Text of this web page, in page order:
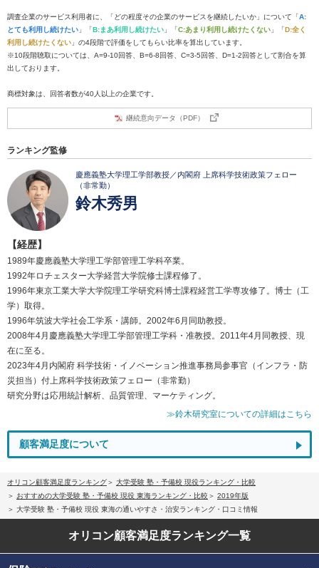
調査企業のサービス利用者に、「どの程度その企業のサービスを継続したいか」について「A:
とても利用し続けたい 」「B:まあ利用し続けたい 」「C:あまり利用し続けたくない 」「D:全く
利用し続けたくない 」の4段階で評価をしてもらい比率を算出しています。
※10段階聴取については、A=9-10回答、B=6-8回答、C=3-5回答、D=1-2回答として割合を算
出しております。
商標対象は、回答者数が40人以上の企業です。
継続意向データ（PDF）
ランキング監修
慶應義塾大学理工学部教授／内閣府 上席科学技術政策フェロー
（非常勤）
鈴木秀男
【経歴】
1989年慶應義塾大学理工学部管理工学科卒業。
1992年ロチェスター大学経営大学院修士課程修了。
1996年東京工業大学大学院理工学研究科博士課程経営工学専攻修了。博士（工
学）取得。
1996年筑波大学社会工学系・講師。2002年6月同助教授。
2008年4月慶應義塾大学理工学部管理工学科・准教授。2011年4月同教授、現
在に至る。
2023年4月内閣府 科学技術・イノベーション推進事務局参事官（インフラ・防
災担当）付上席科学技術政策フェロー（非常勤）
研究分野は応用統計解析、品質管理、マーケティング。
≫鈴木研究室についての詳細はこちら
顧客満足度について
オリコン顧客満足度ランキング
大学受験 塾・予備校 現役ランキング・比較
おすすめの大学受験 塾・予備校 現役 東海ランキング・比較
2019年版
大学受験 塾・予備校 現役 東海の通いやすさ・治安ランキング・口コミ情報
オリコン顧客満足度ランキング一覧